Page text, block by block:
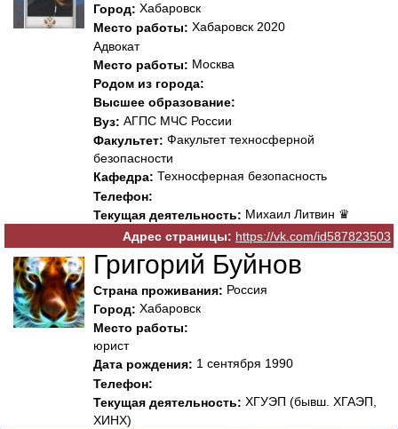
Город: Хабаровск
Место работы: Хабаровск 2020
Адвокат
Место работы: Москва
Родом из города:
Высшее образование:
Вуз: АГПС МЧС России
Факультет: Факультет техносферной
безопасности
Кафедра: Техносферная безопасность
Телефон:
Текущая деятельность: Михаил Литвин ♛
Адрес страницы: https://vk.com/id587823503
Григорий Буйнов
Страна проживания: Россия
Город: Хабаровск
Место работы:
юрист
Дата рождения: 1 сентября 1990
Телефон:
Текущая деятельность: ХГУЭП (бывш. ХГАЭП,
ХИНХ)